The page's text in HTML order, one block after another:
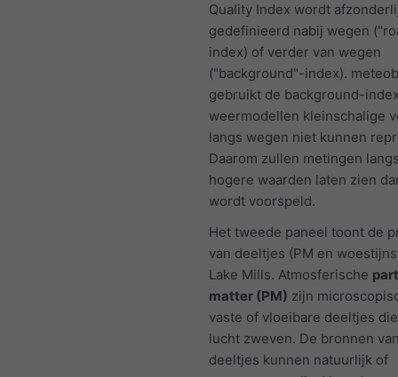
Quality Index wordt
gedefinieerd nabij wegen
index) of verder van wegen
("background"-index).
gebruikt de background-
weermodellen kleinschalige
langs wegen niet kunnen
Daarom zullen metingen
hogere waarden laten zien
wordt voorspeld.
Het tweede paneel toont de
van deeltjes (PM en
Lake Mills. Atmosferische
matter (PM) zijn
vaste of vloeibare deeltjes
lucht zweven. De bronnen
deeltjes kunnen natuurlijk of